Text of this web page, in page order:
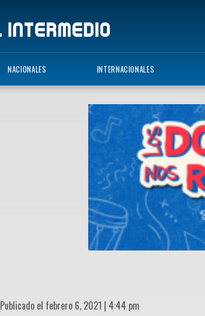
NACIONALES INTERNACIONALES
Publicado el febrero 6, 2021 | 4:44 pm